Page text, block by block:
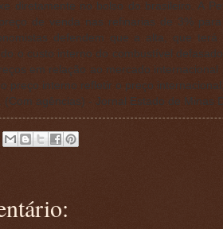
diretamente no bolso do brasileiro. A
de venda nas refinarias de 3%
defendem que a alta, que terá
o custo interno do combustível
em relação ao mercado
preço interno refletir o preço
agências) - Jornal Estado de Minas